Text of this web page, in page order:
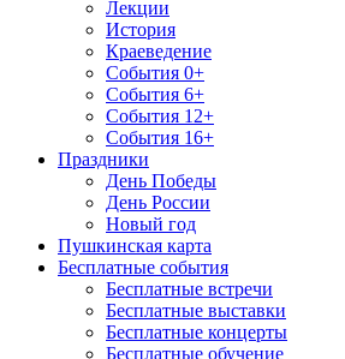
Лекции
История
Краеведение
События 0+
События 6+
События 12+
События 16+
Праздники
День Победы
День России
Новый год
Пушкинская карта
Бесплатные события
Бесплатные встречи
Бесплатные выставки
Бесплатные концерты
Бесплатные обучение